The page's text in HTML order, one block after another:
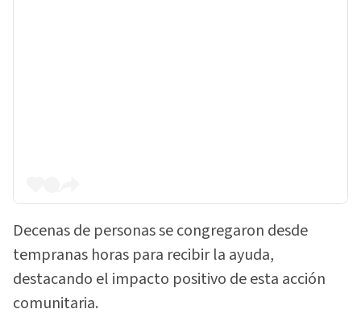
Decenas de personas se congregaron desde
tempranas horas para recibir la ayuda,
destacando el impacto positivo de esta acción
comunitaria.